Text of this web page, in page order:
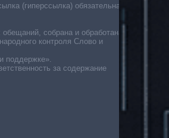
(гиперссылка) обязательна
собрана и обработана
контроля Слово и
поддержке».
за содержание